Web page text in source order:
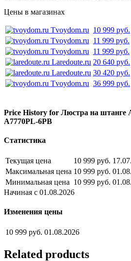
Цены в магазинах
Tvoydom.ru 10 999 руб.
Tvoydom.ru 11 999 руб.
Tvoydom.ru 11 999 руб.
Laredoute.ru 20 640 руб.
Laredoute.ru 30 420 руб.
Tvoydom.ru 36 999 руб.
Price History for Люстра на
A7770PL-6PB
Статистика
Текущая цена 10 999 руб.
Максимальная цена 10 999 руб.
Минимальная цена 10 999 руб.
Начиная с 01.08.2026
Изменения цены
10 999 руб. 01.08.2026
Related products